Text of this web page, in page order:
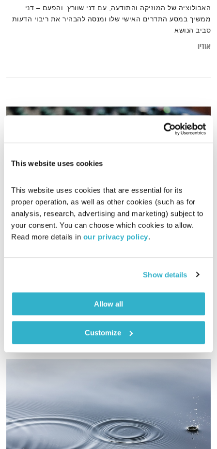
This website uses cookies
This website uses cookies that are essential for its
proper operation, as well as other cookies (such as for
analysis, research, advertising and marketing) subject to
your consent. You can choose which cookies to allow.
Read more details in our privacy policy.
Show details
Allow all
Customize
האבולוציה של המוזיקה והתודעה, עם דני שוורץ. והפעם – דני
ממשיך במסע התדרים האישי שלו ומנסה להבהיר את ריבוי הדעות
סביב הנושא
אודיו
תדרים – חלק א'
האבולוציה של המוזיקה והתודעה, עם דני שוורץ. והפעם – תדרים,